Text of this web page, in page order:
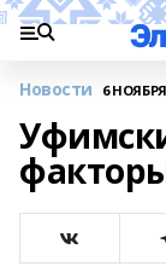
Новости 6 НОЯБРЯ